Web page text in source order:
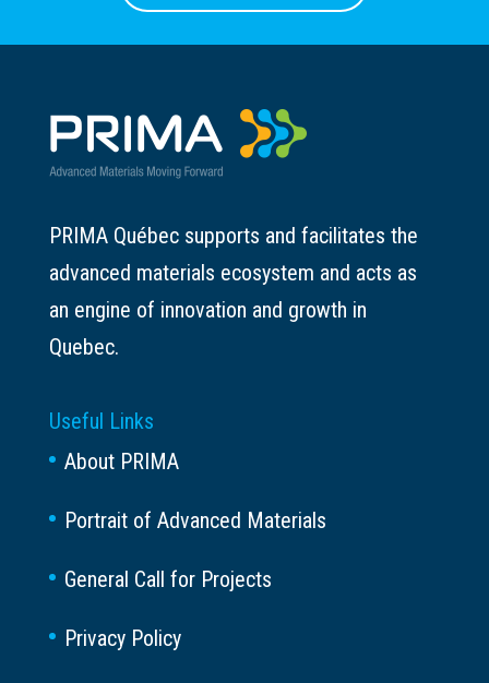
PRIMA Québec supports and facilitates the
advanced materials ecosystem and acts as
an engine of innovation and growth in
Quebec.
Useful Links
About PRIMA
Portrait of Advanced Materials
General Call for Projects
Privacy Policy